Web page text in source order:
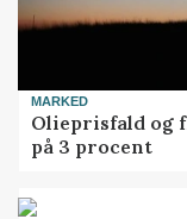
MARKED
Olieprisfald og
på 3 procent